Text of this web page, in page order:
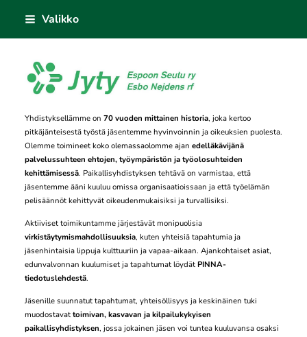
sisältöön
Valikko
Jyty Espoon Seutu ry
Yhdistyksellämme on 70 vuoden mittainen historia, joka kertoo
pitkäjänteisestä työstä jäsentemme hyvinvoinnin ja oikeuksien puolesta.
Olemme toimineet koko olemassaolomme ajan edelläkävijänä
palvelussuhteen ehtojen, työympäristön ja työolosuhteiden
kehittämisessä. Paikallisyhdistyksen tehtävä on varmistaa, että
jäsentemme ääni kuuluu omissa organisaatioissaan ja että työelämän
pelisäännöt kehittyvät oikeudenmukaisiksi ja turvallisiksi.
Aktiiviset toimikuntamme järjestävät monipuolisia
virkistäytymismahdollisuuksia, kuten yhteisiä tapahtumia ja
jäsenhintaisia lippuja kulttuuriin ja vapaa-aikaan. Ajankohtaiset asiat,
edunvalvonnan kuulumiset ja tapahtumat löydätPINNA-
tiedotuslehdestä.
Jäsenille suunnatut tapahtumat, yhteisöllisyys ja keskinäinen tuki
muodostavattoimivan, kasvavan ja kilpailukykyisen
paikallisyhdistyksen, jossa jokainen jäsen voi tuntea kuuluvansa osaksi